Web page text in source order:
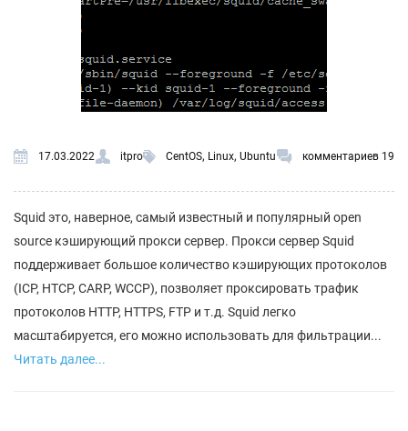
17.03.2022 itpro CentOS, Linux,Ubuntu комментариев 19
Squid это, наверное, самый известный и популярный open
source кэширующий прокси сервер. Прокси сервер Squid
поддерживает большое количество кэширующих протоколов
(ICP, HTCP, CARP, WCCP), позволяет проксировать трафик
протоколов HTTP, HTTPS, FTP и т.д. Squid легко
масштабируется, его можно использовать для фильтрации...
Читать далее...